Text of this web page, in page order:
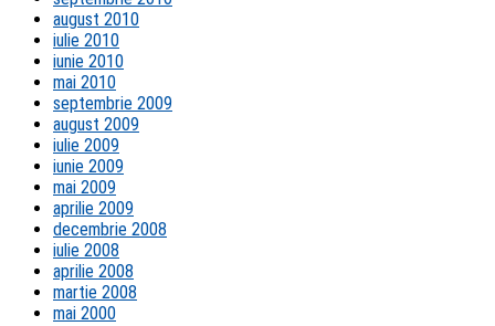
august 2010
iulie 2010
iunie 2010
mai 2010
septembrie 2009
august 2009
iulie 2009
iunie 2009
mai 2009
aprilie 2009
decembrie 2008
iulie 2008
aprilie 2008
martie 2008
mai 2000